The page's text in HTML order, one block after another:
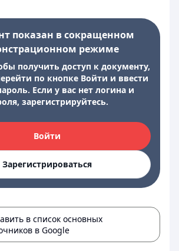
показан в сокращенном
режиме
получить доступ к документу,
по кнопке Войти и ввести
Если у вас нет логина и
зарегистрируйтесь.
Войти
Зарегистрироваться
в список основных
в Google